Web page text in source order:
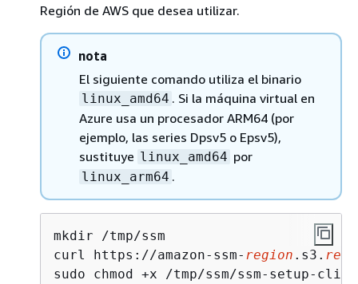
Región de AWS que desea utilizar.
nota
El siguiente comando utiliza el binario
linux_amd64 . Si la máquina virtual en
Azure usa un procesador ARM64 (por
ejemplo, las series Dpsv5 o Epsv5),
sustituye linux_amd64 por
linux_arm64 .
mkdir /tmp/ssm
curl https://amazon-ssm- region .s3.
sudo chmod +x /tmp/ssm/ssm-setup-cli